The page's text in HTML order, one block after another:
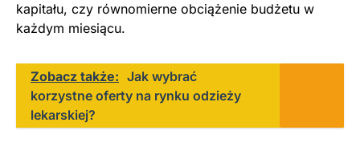
kapitału, czy równomierne obciążenie budżetu w
każdym miesiącu.
Zobacz także: Jak wybrać
korzystne oferty na rynku odzieży
lekarskiej?